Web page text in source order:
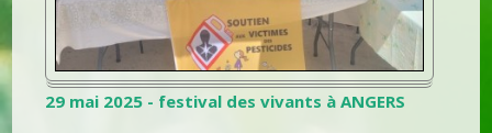
29 mai 2025 - festival des vivants à ANGERS